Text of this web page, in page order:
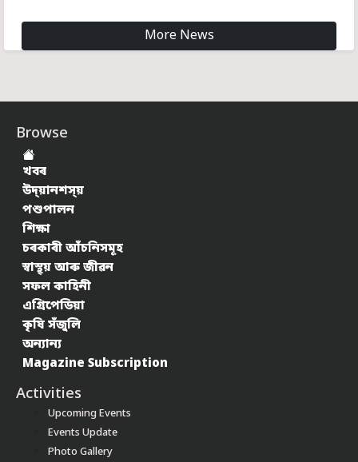
More News
Browse
খবৰ
উদ্য়ানশস্য়
পশুপালন
শিক্ষা
চৰকাৰী আঁচনিসমূহ
স্বাস্থ্য় আৰু জীৱন
সফল কাহিনী
এগ্ৰিপেডিয়া
কৃষি সঁজুলি
অন্যান্য
Magazine Subscription
Activities
Upcoming Events
Events Update
Photo Gallery